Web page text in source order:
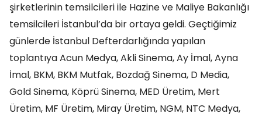
şirketlerinin temsilcileri ile Hazine ve Maliye Bakanlığı
temsilcileri İstanbul’da bir ortaya geldi. Geçtiğimiz
günlerde İstanbul Defterdarlığında yapılan
toplantıya Acun Medya, Akli Sinema, Ay İmal, Ayna
İmal, BKM, BKM Mutfak, Bozdağ Sinema, D Media,
Gold Sinema, Köprü Sinema, MED Üretim, Mert
Üretim, MF Üretim, Miray Üretim, NGM, NTC Medya,